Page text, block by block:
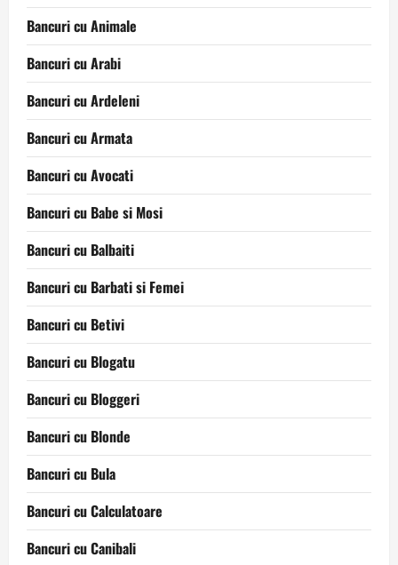
Bancuri cu Animale
Bancuri cu Arabi
Bancuri cu Ardeleni
Bancuri cu Armata
Bancuri cu Avocati
Bancuri cu Babe si Mosi
Bancuri cu Balbaiti
Bancuri cu Barbati si Femei
Bancuri cu Betivi
Bancuri cu Blogatu
Bancuri cu Bloggeri
Bancuri cu Blonde
Bancuri cu Bula
Bancuri cu Calculatoare
Bancuri cu Canibali